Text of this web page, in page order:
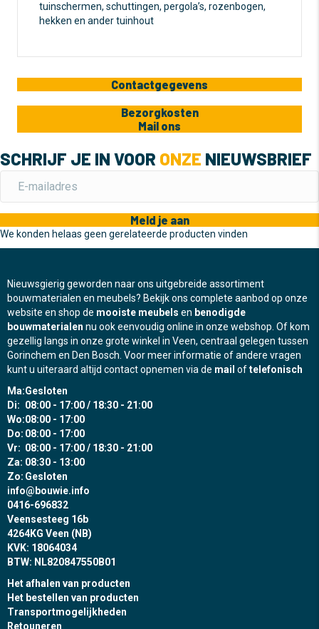
tuinschermen, schuttingen, pergola’s, rozenbogen,
hekken en ander tuinhout
Contactgegevens
Bezorgkosten
Mail ons
SCHRIJF JE IN VOOR ONZE NIEUWSBRIEF
Meld je aan
We konden helaas geen gerelateerde producten vinden
Nieuwsgierig geworden naar ons uitgebreide assortiment
bouwmaterialen en meubels? Bekijk ons complete aanbod op onze
website en shop de mooiste meubels en benodigde
bouwmaterialen nu ook eenvoudig online in onze webshop. Of kom
gezellig langs in onze grote winkel in Veen, centraal gelegen tussen
Gorinchem en Den Bosch. Voor meer informatie of andere vragen
kunt u uiteraard altijd contact opnemen via de mail oftelefonisch
Ma:Gesloten
Di: 08:00 - 17:00 / 18:30 - 21:00
Wo:08:00 - 17:00
Do: 08:00 - 17:00
Vr: 08:00 - 17:00 / 18:30 - 21:00
Za: 08:30 - 13:00
Zo: Gesloten
info@bouwie.info
0416-696832
Veensesteeg 16b
4264KG Veen (NB)
KVK: 18064034
BTW: NL820847550B01
Het afhalen van producten
Het bestellen van producten
Transportmogelijkheden
Retouneren